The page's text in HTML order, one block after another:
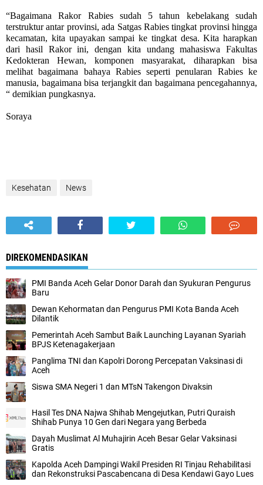
“Bagaimana Rakor Rabies sudah 5 tahun kebelakang sudah
terstruktur antar provinsi, ada Satgas Rabies tingkat provinsi hingga
kecamatan, kita upayakan sampai ke tingkat desa. Kita harapkan
dari hasil Rakor ini, dengan kita undang mahasiswa Fakultas
Kedokteran Hewan, komponen masyarakat, diharapkan bisa
melihat bagaimana bahaya Rabies seperti penularan Rabies ke
manusia, bagaimana bisa terjangkit dan bagaimana pencegahannya,
“ demikian pungkasnya.
Soraya
Kesehatan News
DIREKOMENDASIKAN
PMI Banda Aceh Gelar Donor Darah dan Syukuran Pengurus
Baru
Dewan Kehormatan dan Pengurus PMI Kota Banda Aceh
Dilantik
Pemerintah Aceh Sambut Baik Launching Layanan Syariah
BPJS Ketenagakerjaan
Panglima TNI dan Kapolri Dorong Percepatan Vaksinasi di
Aceh
Siswa SMA Negeri 1 dan MTsN Takengon Divaksin
Hasil Tes DNA Najwa Shihab Mengejutkan, Putri Quraish
Shihab Punya 10 Gen dari Negara yang Berbeda
Dayah Muslimat Al Muhajirin Aceh Besar Gelar Vaksinasi
Gratis
Kapolda Aceh Dampingi Wakil Presiden RI Tinjau Rehabilitasi
dan Rekonstruksi Pascabencana di Desa Kendawi Gayo Lues